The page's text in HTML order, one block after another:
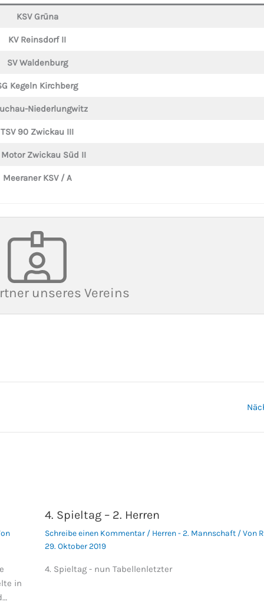
KSV Grüna
KV Reinsdorf II
SV Waldenburg
Kegeln Kirchberg
Niederlungwitz
TSV 90 Zwickau III
Motor Zwickau Süd II
Meeraner KSV / A
unseres Vereins
in
4. Spieltag – 2. Herren
Schreibe einen Kommentar / Herren - 2. Mannschaft/ Von
29. Oktober 2019
4. Spieltag - nun Tabellenletzter